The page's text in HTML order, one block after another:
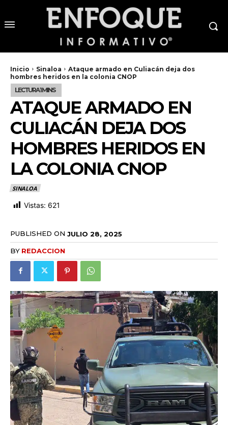
Inicio Sinaloa
Ataque armado en Culiacán deja dos
hombres heridos en la colonia CNOP
ATAQUE ARMADO EN
CULIACÁN DEJA DOS
HOMBRES HERIDOS EN
LA COLONIA CNOP
SINALOA
Vistas: 621
PUBLISHED ON JULIO 28, 2025
BY REDACCION